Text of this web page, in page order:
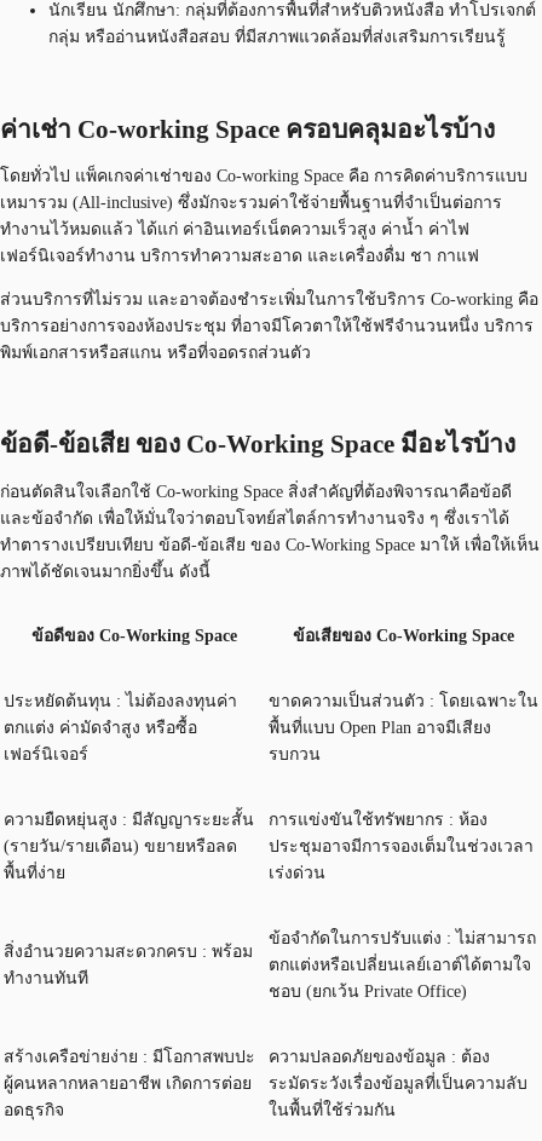
นักเรียน นักศึกษา: กลุ่มที่ต้องการพื้นที่สำหรับติวหนังสือ ทำโปรเจกต์
กลุ่ม หรืออ่านหนังสือสอบ ที่มีสภาพแวดล้อมที่ส่งเสริมการเรียนรู้
ค่าเช่า Co-working Space ครอบคลุมอะไรบ้าง
โดยทั่วไป แพ็คเกจค่าเช่าของ Co-working Space คือ การคิดค่าบริการแบบ
เหมารวม (All-inclusive) ซึ่งมักจะรวมค่าใช้จ่ายพื้นฐานที่จำเป็นต่อการ
ทำงานไว้หมดแล้ว ได้แก่ ค่าอินเทอร์เน็ตความเร็วสูง ค่าน้ำ ค่าไฟ
เฟอร์นิเจอร์ทำงาน บริการทำความสะอาด และเครื่องดื่ม ชา กาแฟ
ส่วนบริการที่ไม่รวม และอาจต้องชำระเพิ่มในการใช้บริการ Co-working คือ
บริการอย่างการจองห้องประชุม ที่อาจมีโควตาให้ใช้ฟรีจำนวนหนึ่ง บริการ
พิมพ์เอกสารหรือสแกน หรือที่จอดรถส่วนตัว
ข้อดี-ข้อเสีย ของ Co-Working Space มีอะไรบ้าง
ก่อนตัดสินใจเลือกใช้ Co-working Space สิ่งสำคัญที่ต้องพิจารณาคือข้อดี
และข้อจำกัด เพื่อให้มั่นใจว่าตอบโจทย์สไตล์การทำงานจริง ๆ ซึ่งเราได้
ทำตารางเปรียบเทียบ ข้อดี-ข้อเสีย ของ Co-Working Space มาให้ เพื่อให้เห็น
ภาพได้ชัดเจนมากยิ่งขึ้น ดังนี้
ข้อดีของ Co-Working Space ข้อเสียของ Co-Working Space
ประหยัดต้นทุน : ไม่ต้องลงทุนค่า
ตกแต่ง ค่ามัดจำสูง หรือซื้อ
เฟอร์นิเจอร์
ขาดความเป็นส่วนตัว : โดยเฉพาะใน
พื้นที่แบบ Open Plan อาจมีเสียง
รบกวน
ความยืดหยุ่นสูง : มีสัญญาระยะสั้น
(รายวัน/รายเดือน) ขยายหรือลด
พื้นที่ง่าย
การแข่งขันใช้ทรัพยากร : ห้อง
ประชุมอาจมีการจองเต็มในช่วงเวลา
เร่งด่วน
สิ่งอำนวยความสะดวกครบ : พร้อม
ทำงานทันที
ข้อจำกัดในการปรับแต่ง : ไม่สามารถ
ตกแต่งหรือเปลี่ยนเลย์เอาต์ได้ตามใจ
ชอบ (ยกเว้น Private Office)
สร้างเครือข่ายง่าย : มีโอกาสพบปะ
ผู้คนหลากหลายอาชีพ เกิดการต่อย
อดธุรกิจ
ความปลอดภัยของข้อมูล : ต้อง
ระมัดระวังเรื่องข้อมูลที่เป็นความลับ
ในพื้นที่ใช้ร่วมกัน